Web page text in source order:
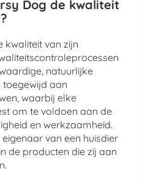
Dog de kwaliteit
kwaliteit van zijn
natuurlijke
toegewijd aan
waarbij elke
om te voldoen aan de
en werkzaamheid.
van een huisdier
de producten die zij aan